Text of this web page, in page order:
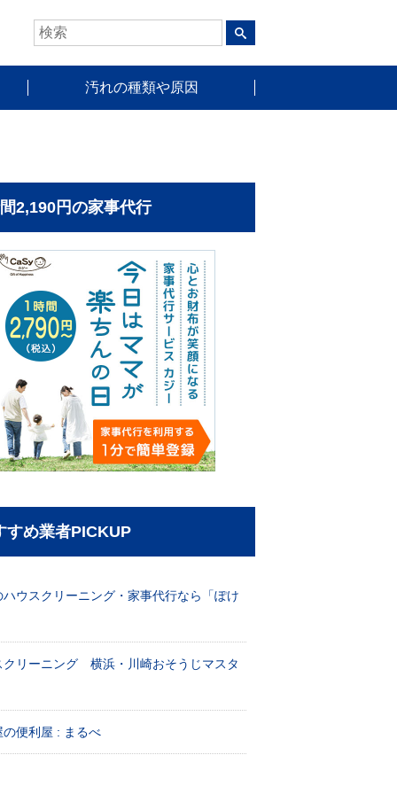
汚れの種類や原因
2,190円の家事代行
すめ業者PICKUP
ハウスクリーニング・家事代行なら「ぽけ
クリーニング 横浜・川崎おそうじマスタ
の便利屋 : まるべ